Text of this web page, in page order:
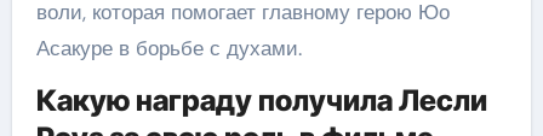
воли, которая помогает главному герою Юо
Асакуре в борьбе с духами.
Какую награду получила Лесли